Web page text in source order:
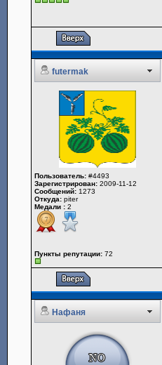
futermak
Пользователь: #4493
Зарегистрирован: 2009-11-12
Сообщений: 1273
Откуда: piter
Медали : 2
Пункты репутации: 72
Нафаня